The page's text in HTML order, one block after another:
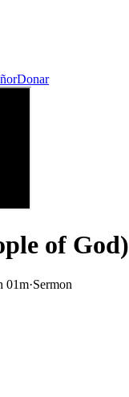
Donar
of God)
01m·Sermon